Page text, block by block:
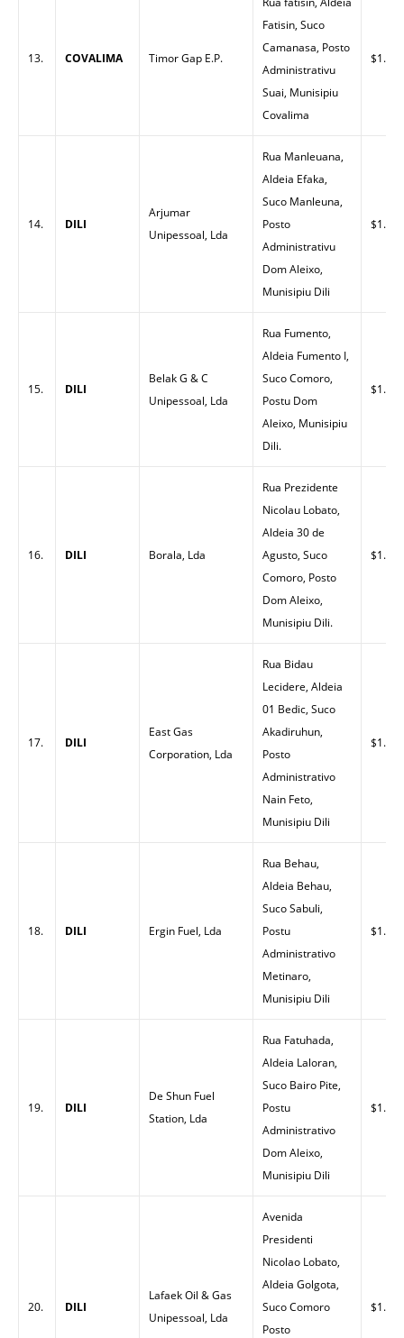
13. COVALIMA Timor Gap E.P.
Fatisin, Suco
Camanasa, Posto
Administrativu
Suai, Munisipiu
Covalima
$1.65
14. DILI
Arjumar
Unipessoal, Lda
Rua Manleuana,
Aldeia Efaka,
Suco Manleuna,
Posto
Administrativu
Dom Aleixo,
Munisipiu Dili
$1.56
15. DILI
Belak G & C
Unipessoal, Lda
Rua Fumento,
Aldeia Fumento I,
Suco Comoro,
Postu Dom
Aleixo, Munisipiu
Dili.
$1.57
16. DILI Borala, Lda
Rua Prezidente
Nicolau Lobato,
Aldeia 30 de
Agusto, Suco
Comoro, Posto
Dom Aleixo,
Munisipiu Dili.
$1.52
17. DILI
East Gas
Corporation, Lda
Rua Bidau
Lecidere, Aldeia
01 Bedic, Suco
Akadiruhun,
Posto
Administrativo
Nain Feto,
Munisipiu Dili
$1.52
18. DILI Ergin Fuel, Lda
Rua Behau,
Aldeia Behau,
Suco Sabuli,
Postu
Administrativo
Metinaro,
Munisipiu Dili
$1.61
19. DILI
De Shun Fuel
Station, Lda
Rua Fatuhada,
Aldeia Laloran,
Suco Bairo Pite,
Postu
Administrativo
Dom Aleixo,
Munisipiu Dili
$1.53
20. DILI
Lafaek Oil & Gas
Unipessoal, Lda
Avenida
Presidenti
Nicolao Lobato,
Aldeia Golgota,
Suco Comoro
Posto
$1.57